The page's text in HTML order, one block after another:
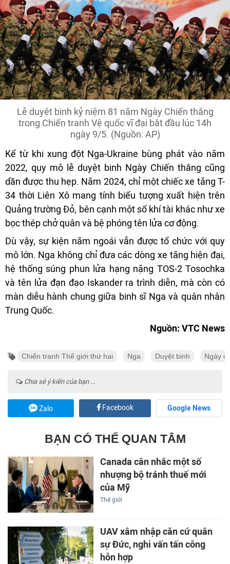
Lễ duyệt binh kỷ niệm 81 năm Ngày Chiến thắng
trong Chiến tranh Vệ quốc vĩ đại bắt đầu lúc 14h
ngày 9/5. (Nguồn: AP)
Kể từ khi xung đột Nga-Ukraine bùng phát vào năm
2022, quy mô lễ duyệt binh Ngày Chiến thắng cũng
dần được thu hẹp. Năm 2024, chỉ một chiếc xe tăng T-
34 thời Liên Xô mang tính biểu tượng xuất hiện trên
Quảng trường Đỏ, bên cạnh một số khí tài khác như xe
bọc thép chở quân và bệ phóng tên lửa cơ động.
Dù vậy, sự kiện năm ngoái vẫn được tổ chức với quy
mô lớn. Nga không chỉ đưa các dòng xe tăng hiện đại,
hệ thống súng phun lửa hạng nặng TOS-2 Tosochka
và tên lửa đạn đạo Iskander ra trình diễn, mà còn có
màn diễu hành chung giữa binh sĩ Nga và quân nhân
Trung Quốc.
Nguồn: VTC News
Chiến tranh Thế giới thứ hai Nga Duyệt binh Ngày
Chia sẻ ý kiến của bạn ...
Zalo Facebook Google News
BẠN CÓ THỂ QUAN TÂM
Canada cân nhắc một số
nhượng bộ tránh thuế mới
của Mỹ
Thế giới
UAV xâm nhập căn cứ quân
sự Đức, nghi vấn tấn công
hỗn hợp